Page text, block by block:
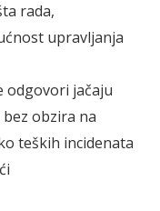
rada,
upravljanja
odgovori jačaju
obzira na
teških incidenata